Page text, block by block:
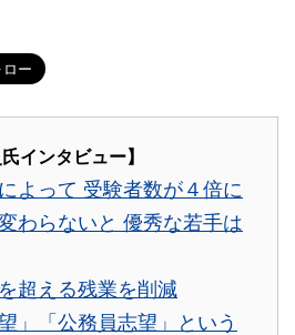
インタビュー】
よって 受験者数が４倍に
わらないと 優秀な若手は
超える残業を削減
」「公務員志望」という